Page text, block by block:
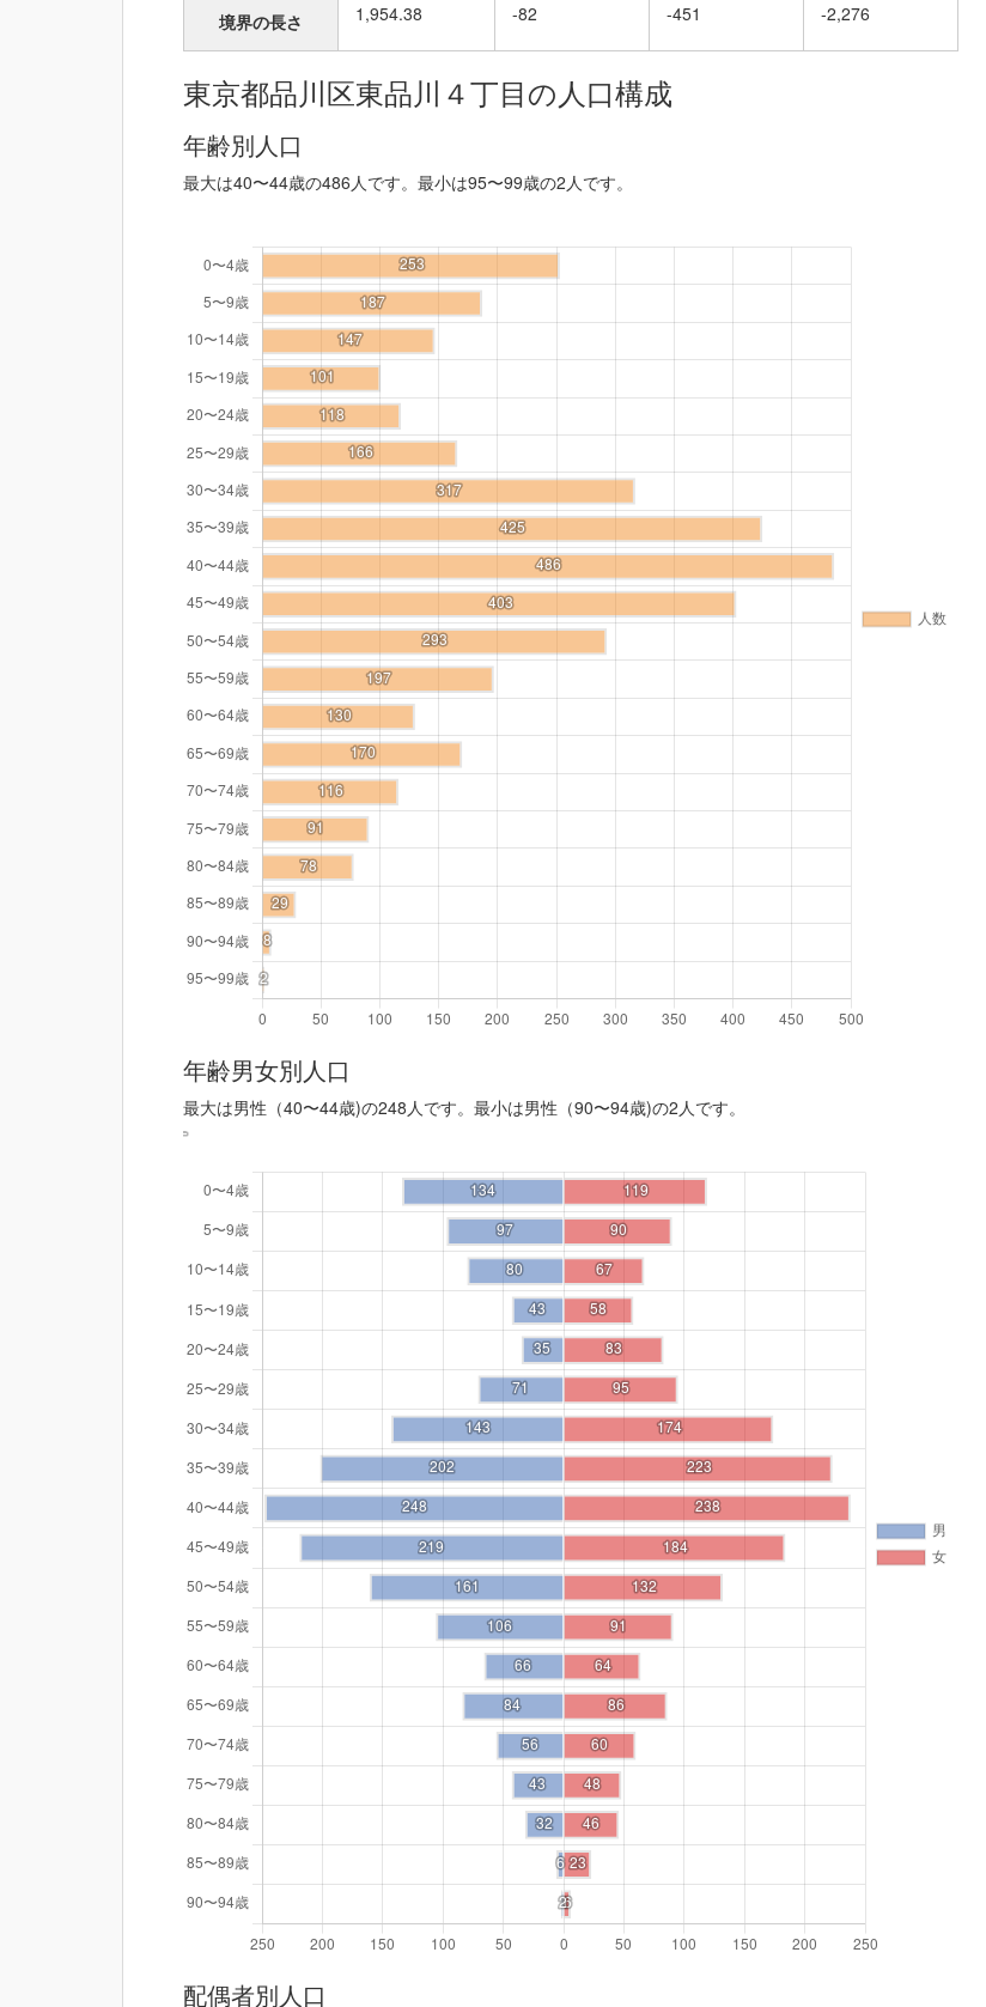
境界の長さ 1,954.38 -82 -451 -2,276
東京都品川区東品川４丁目の人口構成
年齢別人口
最大は40〜44歳の486人です。最小は95〜99歳の2人です。
年齢男女別人口
最大は男性（40〜44歳)の248人です。最小は男性（90〜94歳)の2人です。
配偶者別人口